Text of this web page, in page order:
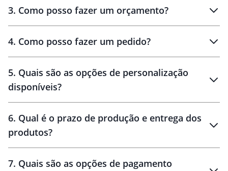
personalizados
3. Como posso fazer um orçamento?
brinde
personalização
4. Como posso fazer um pedido?
amostra virtual
5. Quais são as opções de personalização
disponíveis?
6. Qual é o prazo de produção e entrega dos
produtos?
7. Quais são as opções de pagamento